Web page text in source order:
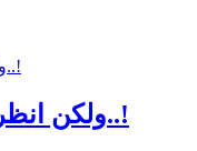
ولكن انظر إلى عظمة مَنْ عَصَيْت..!